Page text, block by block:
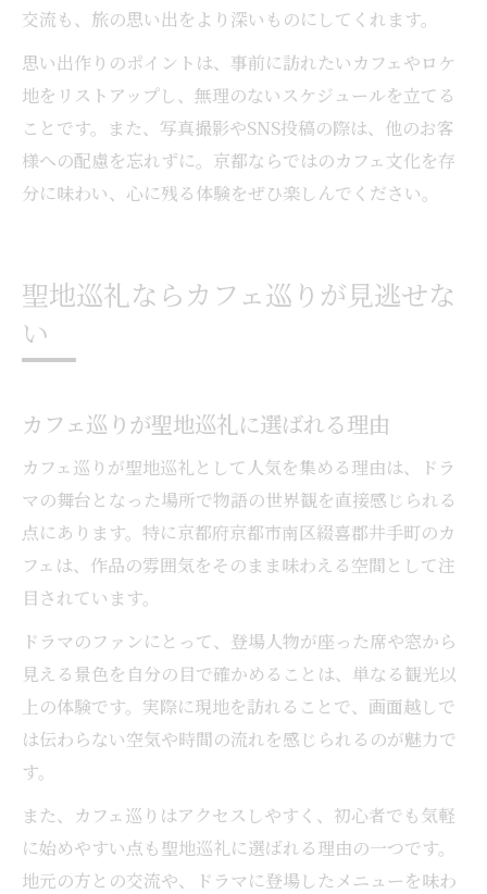
交流も、旅の思い出をより深いものにしてくれます。
思い出作りのポイントは、事前に訪れたいカフェやロケ
地をリストアップし、無理のないスケジュールを立てる
ことです。また、写真撮影やSNS投稿の際は、他のお客
様への配慮を忘れずに。京都ならではのカフェ文化を存
分に味わい、心に残る体験をぜひ楽しんでください。
聖地巡礼ならカフェ巡りが見逃せな
い
カフェ巡りが聖地巡礼に選ばれる理由
カフェ巡りが聖地巡礼として人気を集める理由は、ドラ
マの舞台となった場所で物語の世界観を直接感じられる
点にあります。特に京都府京都市南区綴喜郡井手町のカ
フェは、作品の雰囲気をそのまま味わえる空間として注
目されています。
ドラマのファンにとって、登場人物が座った席や窓から
見える景色を自分の目で確かめることは、単なる観光以
上の体験です。実際に現地を訪れることで、画面越しで
は伝わらない空気や時間の流れを感じられるのが魅力で
す。
また、カフェ巡りはアクセスしやすく、初心者でも気軽
に始めやすい点も聖地巡礼に選ばれる理由の一つです。
地元の方との交流や、ドラマに登場したメニューを味わ